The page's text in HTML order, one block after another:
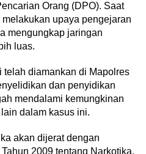
Orang (DPO). Saat
upaya pengejaran
mengungkap jaringan
luas.
telah diamankan di Mapolres
dan penyidikan
mendalami kemungkinan
dalam kasus ini.
akan dijerat dengan
2009 tentang Narkotika,